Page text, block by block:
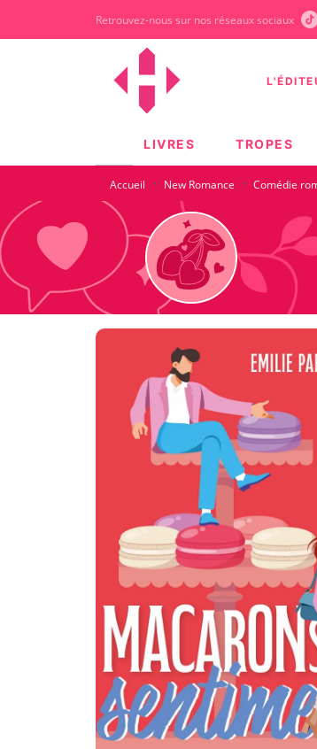
Retrouvez-nous sur nos réseaux sociaux
LIVRES TROPES
Accueil · New Romance · Comédie